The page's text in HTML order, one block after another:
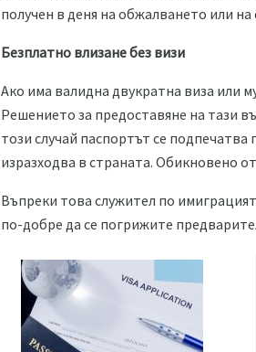
получен в деня на обжалването или
Безплатно влизане без визи
Ако има валидна двукратна виза или
Решението за предоставяне на тази
този случай паспортът се
изразходва в страната. Обикновено
Въпреки това служител по
по-добре да се погрижите